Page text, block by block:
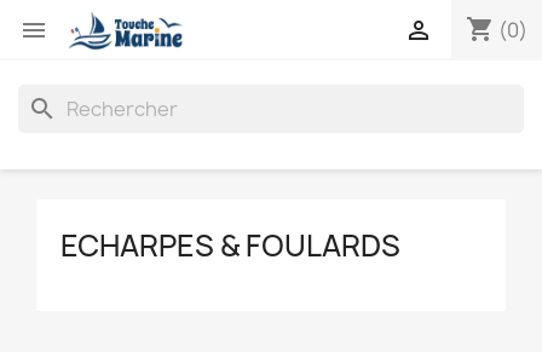
 shopping_cart (0)

search
ECHARPES & FOULARDS